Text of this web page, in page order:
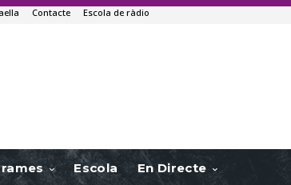
Contacte Escola de ràdio
Escola En Directe